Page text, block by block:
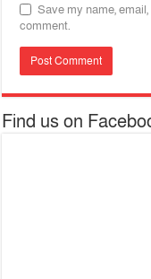
Save my name,
comment.
Find us on